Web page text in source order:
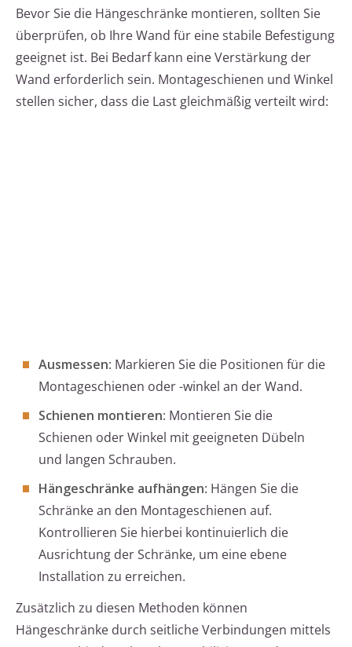
Bevor Sie die Hängeschränke montieren, sollten Sie
überprüfen, ob Ihre Wand für eine stabile Befestigung
geeignet ist. Bei Bedarf kann eine Verstärkung der
Wand erforderlich sein. Montageschienen und Winkel
stellen sicher, dass die Last gleichmäßig verteilt wird:
Ausmessen: Markieren Sie die Positionen für die
Montageschienen oder -winkel an der Wand.
Schienen montieren: Montieren Sie die
Schienen oder Winkel mit geeigneten Dübeln
und langen Schrauben.
Hängeschränke aufhängen: Hängen Sie die
Schränke an den Montageschienen auf.
Kontrollieren Sie hierbei kontinuierlich die
Ausrichtung der Schränke, um eine ebene
Installation zu erreichen.
Zusätzlich zu diesen Methoden können
Hängeschränke durch seitliche Verbindungen mittels